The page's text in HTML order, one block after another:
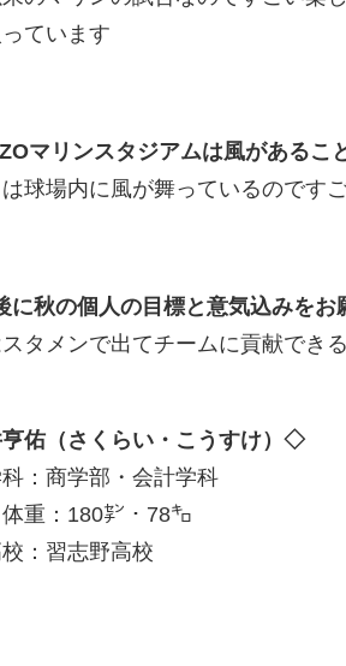
ています
マリンスタジアムは風があるこ
球場内に風が舞っているのです
に秋の個人の目標と意気込みをお
スタメンで出てチームに貢献でき
佑（さくらい・こうすけ）◇
：商学部・会計学科
重：180㌢・78㌔
：習志野高校